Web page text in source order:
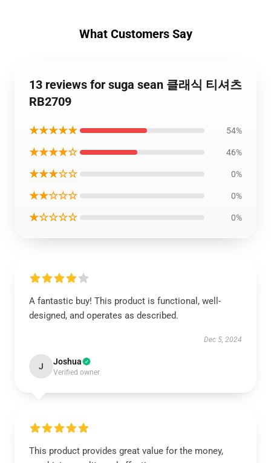
What Customers Say
13 reviews for suga sean 클래식 티셔츠
RB2709
★★★★★ 54%
★★★★☆ 46%
★★★☆☆ 0%
★★☆☆☆ 0%
★☆☆☆☆ 0%
A fantastic buy! This product is functional, well-
designed, and operates as described.
Dec 5, 2024
J Joshua
Verified owner
This product provides great value for the money,